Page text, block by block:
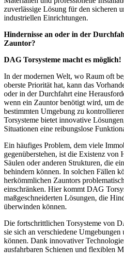
zuverlässige Lösung für den sicheren
industriellen Einrichtungen.
Hindernisse an oder in der
Zauntor?
DAG Torsysteme macht es möglich!
In der modernen Welt, wo Raum oft
oberste Priorität hat, kann das
oder in der Durchfahrt eine
wenn ein Zauntor benötigt wird, um
bestimmten Umgebung zu
Torsysteme bietet innovative
Situationen eine reibungslose
Ein häufiges Problem, dem viele
gegenüberstehen, ist die Existenz von
Säulen oder anderen Strukturen, die
behindern können. In solchen Fällen
herkömmlichen Zauntors
einschränken. Hier kommt DAG
maßgeschneiderten Lösungen, die
überwinden können.
Die fortschrittlichen Torsysteme von
sie sich an verschiedene
können. Dank innovativer
ausfahrbaren Schienen und flexiblen